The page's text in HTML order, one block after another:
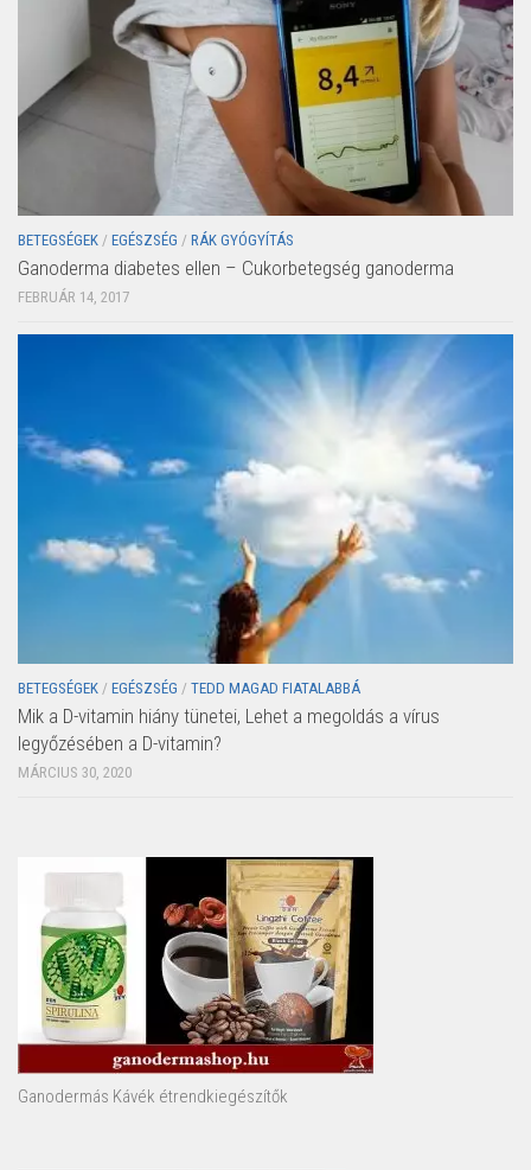
BETEGSÉGEK / EGÉSZSÉG / RÁK GYÓGYÍTÁS
Ganoderma diabetes ellen – Cukorbetegség ganoderma
FEBRUÁR 14, 2017
BETEGSÉGEK / EGÉSZSÉG / TEDD MAGAD FIATALABBÁ
Mik a D-vitamin hiány tünetei, Lehet a megoldás a vírus
legyőzésében a D-vitamin?
MÁRCIUS 30, 2020
Ganodermás Kávék étrendkiegészítők